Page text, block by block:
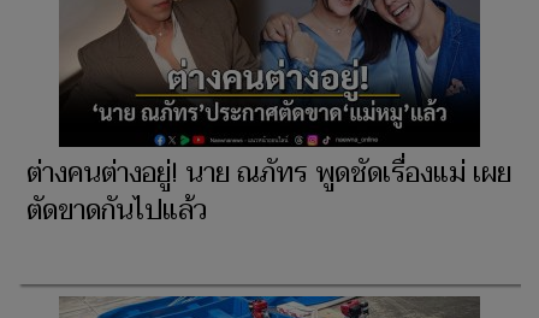
ต่างคนต่างอยู่! นาย ณภัทร พูดชัดเรื่องแม่ เผย
ตัดขาดกันไปแล้ว